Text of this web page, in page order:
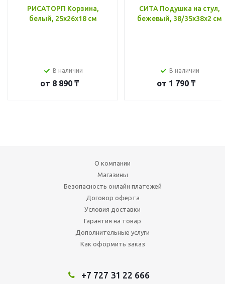
РИСАТОРП Корзина,
белый, 25x26x18 см
В наличии
от 8 890 ₸
СИТА Подушка на стул,
бежевый, 38/35x38x2 см
В наличии
от 1 790 ₸
О компании
Магазины
Безопасность онлайн платежей
Договор оферта
Условия доставки
Гарантия на товар
Дополнительные услуги
Как оформить заказ
+7 727 31 22 666